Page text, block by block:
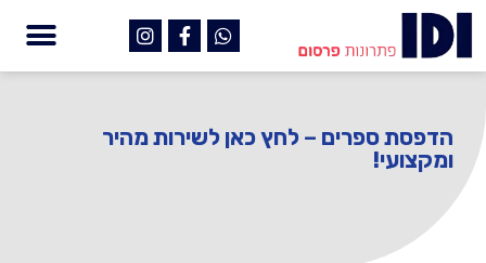
הדפסת ספרים – לחץ כאן לשירות מהיר
ומקצועי!